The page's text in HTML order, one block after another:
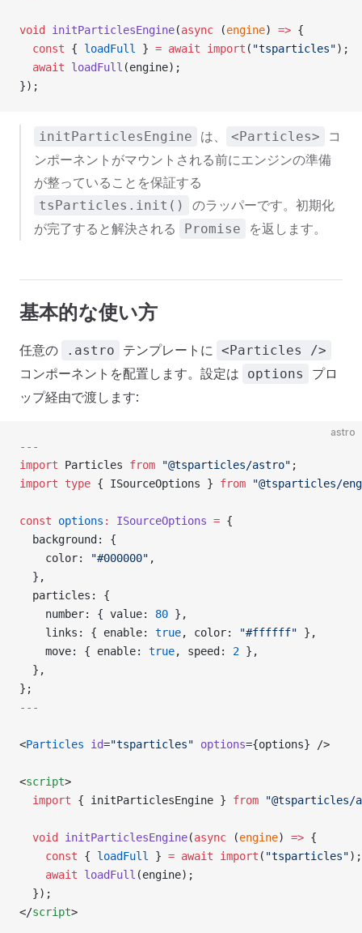
void initParticlesEngine(async (engine) => {
  const
{ loadFull } = await import ( "tsparticles");
  await
loadFull (engine);
});
initParticlesEngine は、 <Particles>
コ
ンポーネントがマウントされる前にエンジンの準備
が整っていることを保証する
tsParticles.init()
のラッパーです。初期化
が完了すると解決される
Promise を返します。
基本的な使い方
任意の .astro テンプレートに <Particles />
コンポーネントを配置します。設定は options
プロ
ップ経由で渡します:
astro
---
import Particles from "@tsparticles/astro" ;
import type { ISourceOptions } from "@tsparticles/
const options : ISourceOptions = {
  background: {
    color:
"#000000" ,
  },
  particles: {
    number: { value:
80 },
    links: { enable:
true, color: "#ffffff" },
    move: { enable:
true, speed: 2 },
  },
};
---
<Particles id="tsparticles" options={options} />
<script>
  import
{ initParticlesEngine } from "@tsparticles/
  void
initParticlesEngine(async (engine) => {
    const
{ loadFull } = await import ( "tsparticles");
    await
loadFull (engine);
  });
</script>